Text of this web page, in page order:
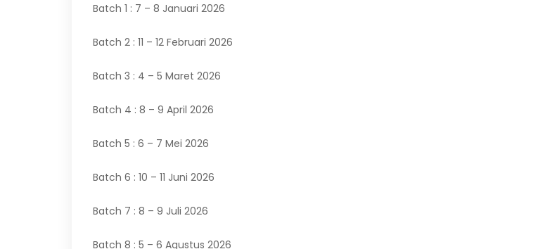
Batch 1 : 7 – 8 Januari 2026
Batch 2 : 11 – 12 Februari 2026
Batch 3 : 4 – 5 Maret 2026
Batch 4 : 8 – 9 April 2026
Batch 5 : 6 – 7 Mei 2026
Batch 6 : 10 – 11 Juni 2026
Batch 7 : 8 – 9 Juli 2026
Batch 8 : 5 – 6 Agustus 2026